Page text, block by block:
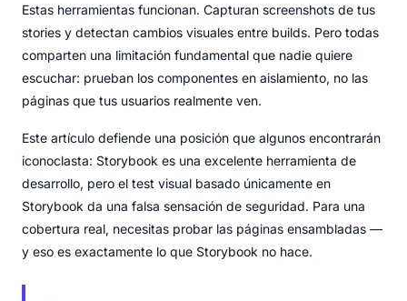
Estas herramientas funcionan. Capturan screenshots de tus
stories y detectan cambios visuales entre builds. Pero todas
comparten una limitación fundamental que nadie quiere
escuchar: prueban los componentes en aislamiento, no las
páginas que tus usuarios realmente ven.
Este artículo defiende una posición que algunos encontrarán
iconoclasta: Storybook es una excelente herramienta de
desarrollo, pero el test visual basado únicamente en
Storybook da una falsa sensación de seguridad. Para una
cobertura real, necesitas probar las páginas ensambladas —
y eso es exactamente lo que Storybook no hace.